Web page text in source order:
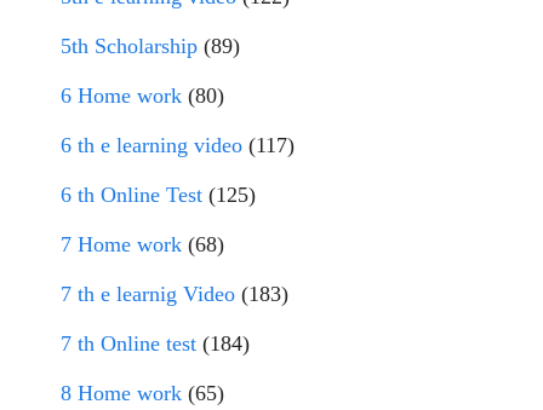
5th Scholarship (89)
6 Home work (80)
6 th e learning video (117)
6 th Online Test (125)
7 Home work (68)
7 th e learnig Video (183)
7 th Online test (184)
8 Home work (65)